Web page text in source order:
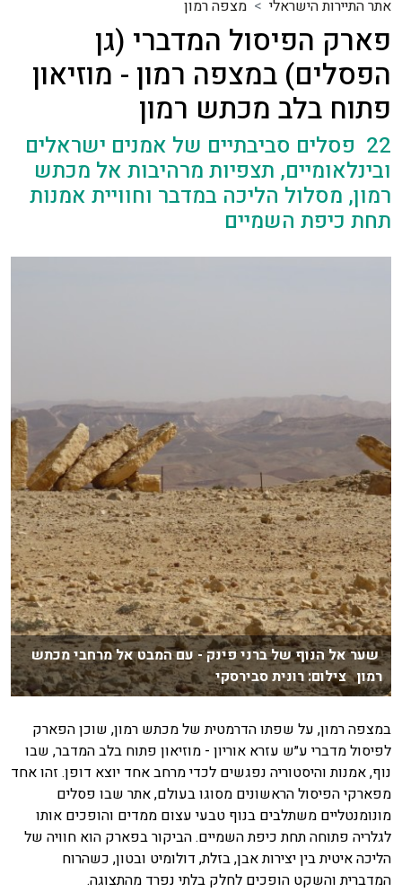
אתר התיירות הישראלי מצפה רמון
פארק הפיסול המדברי (גן
הפסלים) במצפה רמון - מוזיאון
פתוח בלב מכתש רמון
22 פסלים סביבתיים של אמנים ישראלים
ובינלאומיים, תצפיות מרהיבות אל מכתש
רמון, מסלול הליכה במדבר וחוויית אמנות
תחת כיפת השמיים
שער אל הנוף של ברני פינק - עם המבט אל מרחבי מכתש
רמון צילום: רונית סבירסקי
במצפה רמון, על שפתו הדרמטית של מכתש רמון, שוכן הפארק
לפיסול מדברי ע״ש עזרא אוריון - מוזיאון פתוח בלב המדבר, שבו
נוף, אמנות והיסטוריה נפגשים לכדי מרחב אחד יוצא דופן. זהו אחד
מפארקי הפיסול הראשונים מסוגו בעולם, אתר שבו פסלים
מונומנטליים משתלבים בנוף טבעי עצום ממדים והופכים אותו
לגלריה פתוחה תחת כיפת השמיים. הביקור בפארק הוא חוויה של
הליכה איטית בין יצירות אבן, בזלת, דולומיט ובטון, כשהרוח
המדברית והשקט הופכים לחלק בלתי נפרד מהתצוגה.